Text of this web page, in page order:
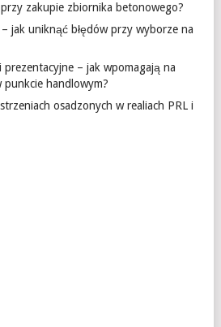
zakupie zbiornika betonowego?
jak uniknąć błędów przy wyborze na
prezentacyjne – jak wpomagają na
handlowym?
osadzonych w realiach PRL i